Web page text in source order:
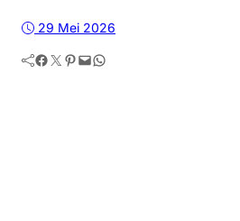
29 Mei 2026
Facebook Twitter Pinterest Mail WhatsApp